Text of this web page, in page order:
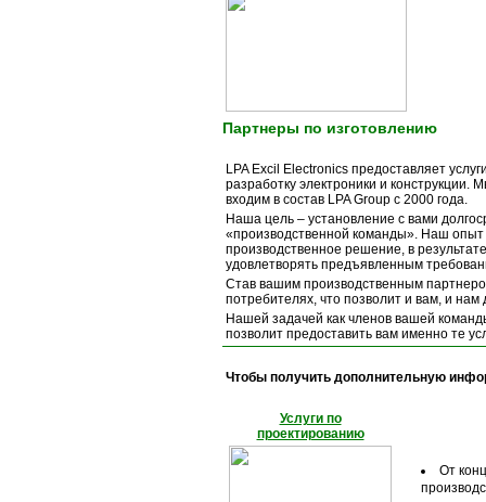
Партнеры по изготовлению
LPA Excil Electronics предоставляет
разработку электроники и
входим в состав LPA Group с 2000 года.
Наша цель – установление с вами
«производственной команды». Наш опыт
производственное решение, в
удовлетворять предъявленным
Став вашим производственным
потребителях, что позволит и вам, и нам
Нашей задачей как членов вашей
позволит предоставить вам именно те
Чтобы получить дополнительную
Услуги по
проектированию
От